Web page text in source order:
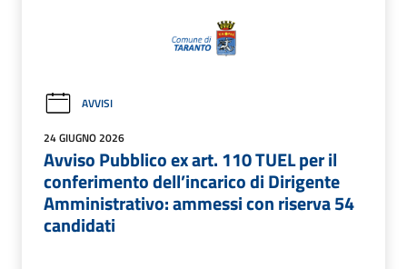
AVVISI
24 GIUGNO 2026
Avviso Pubblico ex art. 110 TUEL per il
conferimento dell’incarico di Dirigente
Amministrativo: ammessi con riserva 54
candidati